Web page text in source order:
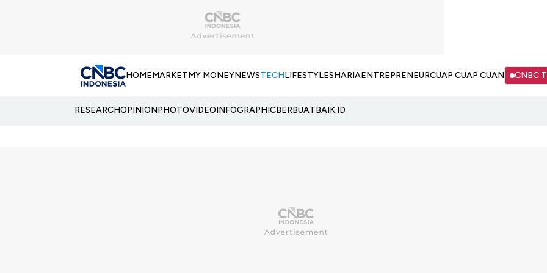
HOMEMARKETMY MONEYNEWSTECHLIFESTYLESHARIAENTREPRENEURCUAP CUAP CUAN CNBC
RESEARCHOPINIONPHOTOVIDEOINFOGRAPHICBERBUATBAIK.ID